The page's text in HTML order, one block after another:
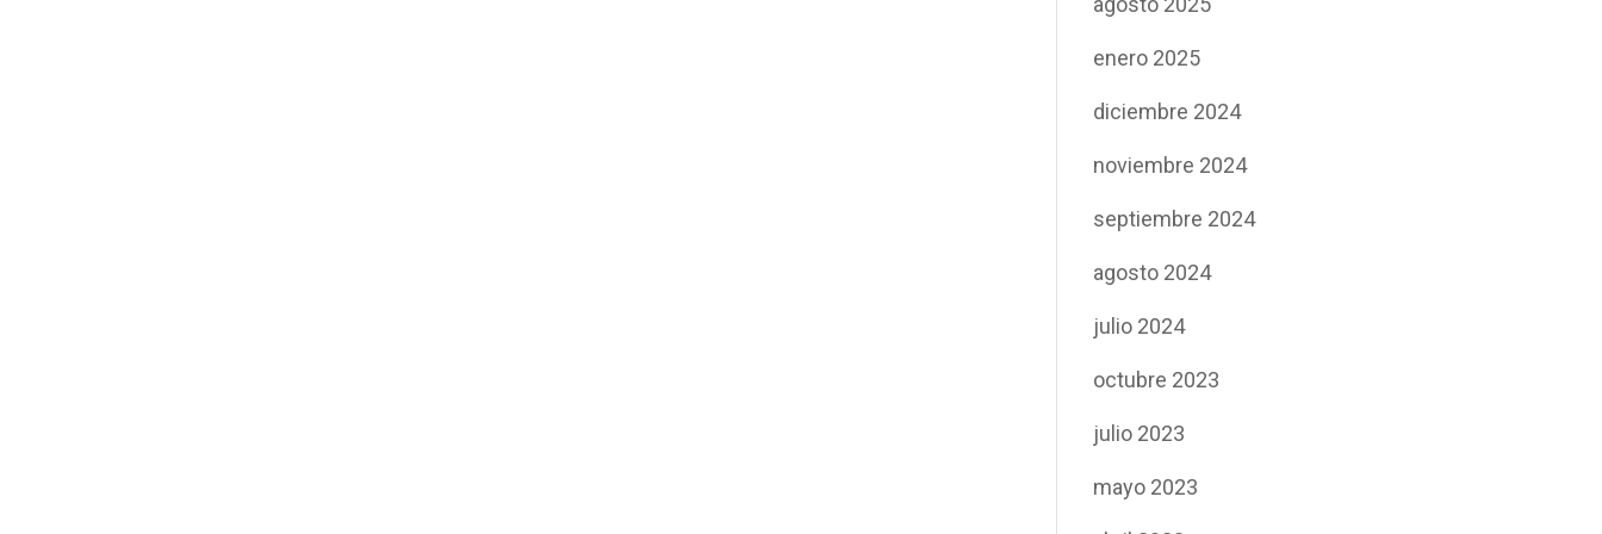
enero 2025
diciembre 2024
noviembre 2024
septiembre 2024
agosto 2024
julio 2024
octubre 2023
julio 2023
mayo 2023